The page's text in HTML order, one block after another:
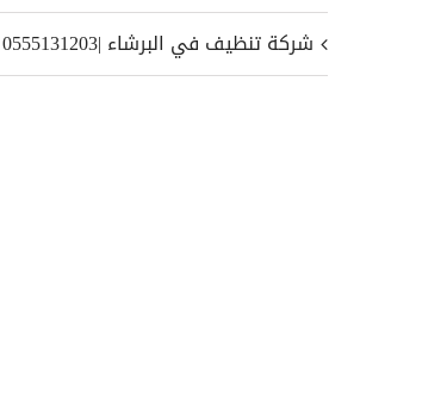
شركة تنظيف في البرشاء |0555131203